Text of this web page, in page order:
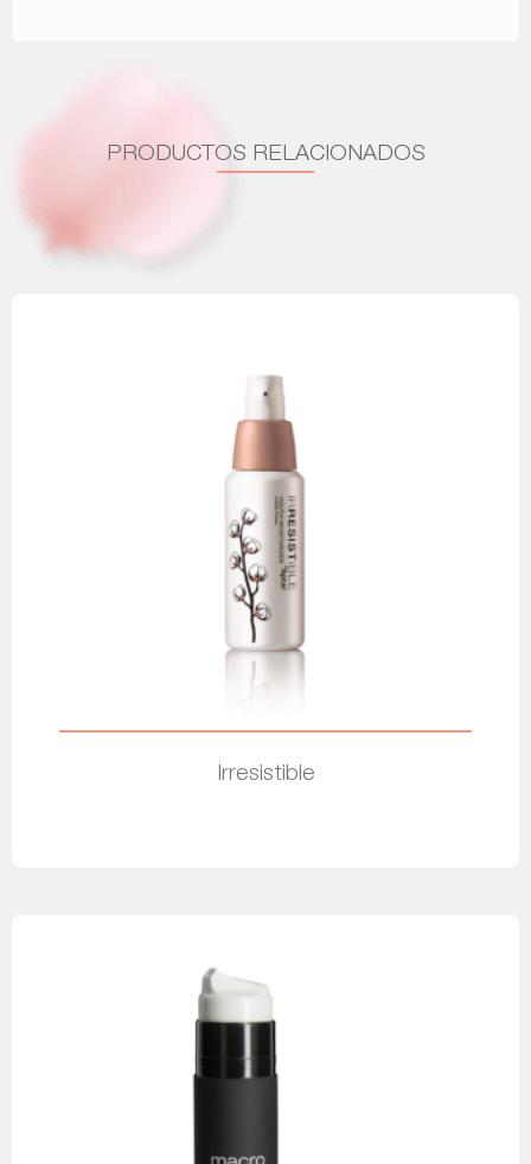
PRODUCTOS RELACIONADOS
Irresistible